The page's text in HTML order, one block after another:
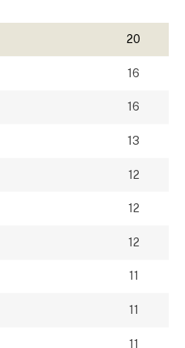
20
16
16
13
12
12
12
11
11
11